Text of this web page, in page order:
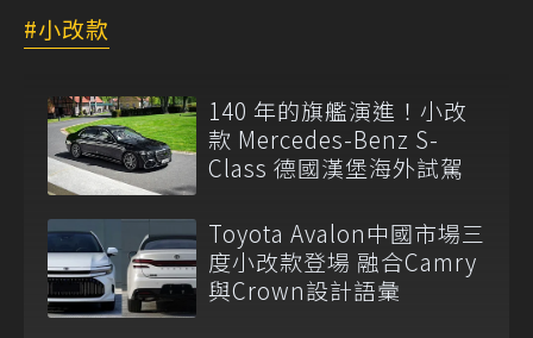
小改款
140 年的旗艦演進！小改
款 Mercedes-Benz S-
Class 德國漢堡海外試駕
Toyota Avalon中國市場三
度小改款登場 融合Camry
與Crown設計語彙